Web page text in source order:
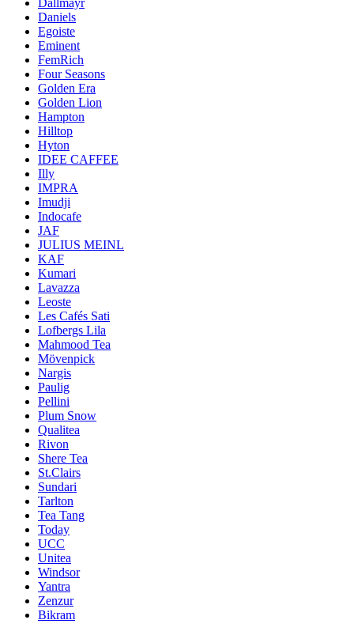
Dallmayr
Daniels
Egoiste
Eminent
FemRich
Four Seasons
Golden Era
Golden Lion
Hampton
Hilltop
Hyton
IDEE CAFFEE
Illy
IMPRA
Imudji
Indocafe
JAF
JULIUS MEINL
KAF
Kumari
Lavazza
Leoste
Les Cafés Sati
Lofbergs Lila
Mahmood Tea
Mövenpick
Nargis
Paulig
Pellini
Plum Snow
Qualitea
Rivon
Shere Tea
St.Clairs
Sundari
Tarlton
Tea Tang
Today
UCC
Unitea
Windsor
Yantra
Zenzur
Bikram